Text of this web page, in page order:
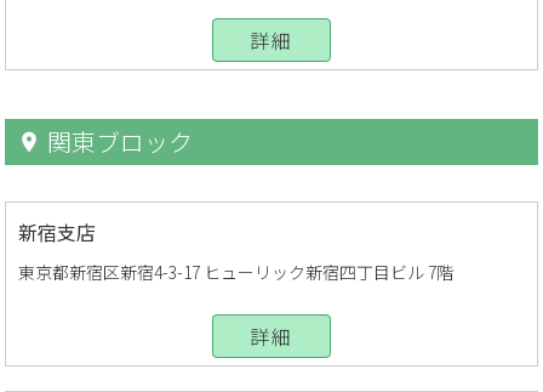
詳細
関東ブロック
新宿支店
東京都新宿区新宿4-3-17 ヒューリック新宿四丁目ビル 7階
詳細